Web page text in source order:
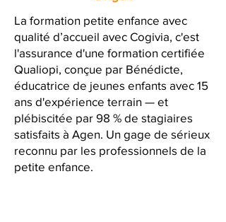
La formation petite enfance avec
qualité d’accueil avec Cogivia, c'est
l'assurance d'une formation certifiée
Qualiopi, conçue par Bénédicte,
éducatrice de jeunes enfants avec 15
ans d'expérience terrain — et
plébiscitée par 98 % de stagiaires
satisfaits à Agen. Un gage de sérieux
reconnu par les professionnels de la
petite enfance.